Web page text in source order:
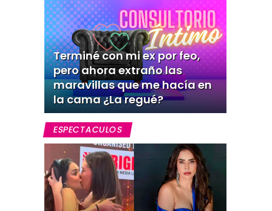
Terminé con mi ex por feo,
pero ahora extraño las
maravillas que me hacía en
la cama ¿La regué?
ESPECTACULOS